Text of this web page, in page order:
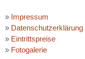
» Impressum
» Datenschutzerklärung
» Eintrittspreise
» Fotogalerie